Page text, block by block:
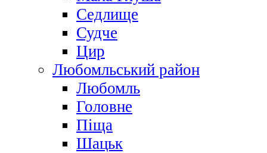
Седлище
Судче
Цир
Любомльський район
Любомль
Головне
Піща
Шацьк